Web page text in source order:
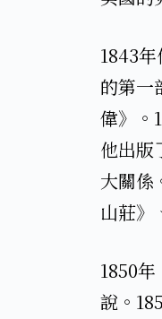
​1843
的第一
偉》。
他出版
大關係
山莊》
​1850
說。